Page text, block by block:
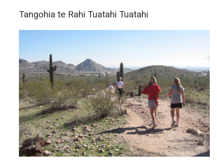
Tangohia te Rahi Tuatahi Tuatahi